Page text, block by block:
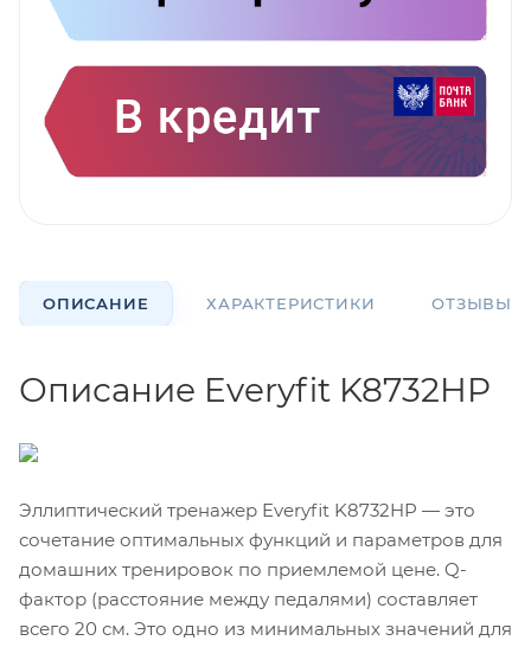
ОПИСАНИЕ ХАРАКТЕРИСТИКИ ОТЗЫВЫ
Описание Everyfit K8732HP
Эллиптический тренажер Everyfit K8732HP — это
сочетание оптимальных функций и параметров для
домашних тренировок по приемлемой цене. Q-
фактор (расстояние между педалями) составляет
всего 20 см. Это одно из минимальных значений для